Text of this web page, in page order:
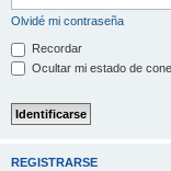
Olvidé mi contraseña
Recordar
Ocultar mi estado de
REGISTRARSE